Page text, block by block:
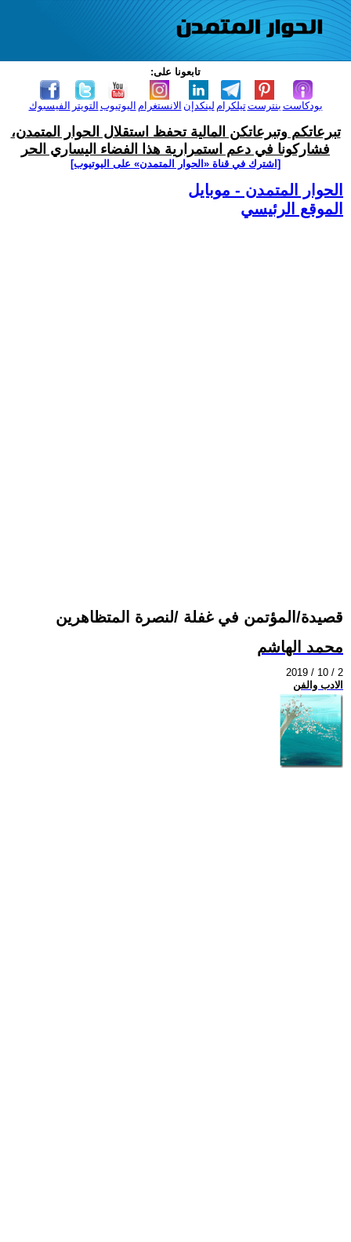
تابعونا على:
الفيسبوك التويتر اليوتيوب الانستغرام لينكدإن تيلكرامبنترست بودكاست
تبرعاتكم وتبرعاتكن المالية تحفظ استقلال الحوار المتمدن،
فشاركونا في دعم استمرارية هذا الفضاء اليساري الحر
[اشترك في قناة ‫«الحوار المتمدن» على اليوتيوب]
الحوار المتمدن - موبايل
الموقع الرئيسي
قصيدة/المؤتمن في غفلة /لنصرة المتظاهرين
محمد الهاشم
2019 / 10 / 2
الادب والفن